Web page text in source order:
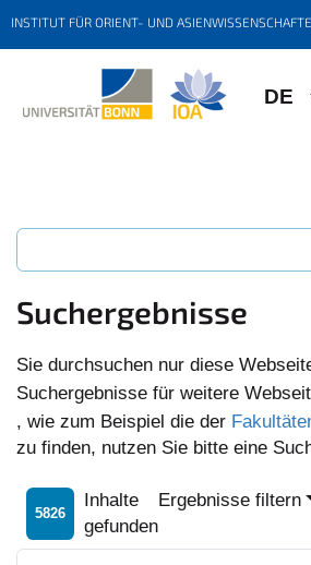
INSTITUT FÜR ORIENT- UND
DE
Suchergebnisse
Sie durchsuchen nur diese
Suchergebnisse für weitere
, wie zum Beispiel die der
zu finden, nutzen Sie bitte eine
5826
Inhalte
gefunden
Ergebnisse filtern